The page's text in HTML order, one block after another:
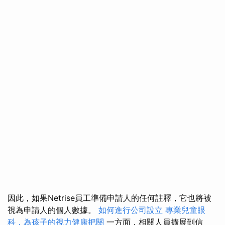
因此，如果Netrise員工準備申請人的任何註釋，它也將被
視為申請人的個人數據。 如何進行公司設立 專業兒童眼
科，為孩子的視力健康把關 一方面，相關人員擴展到信